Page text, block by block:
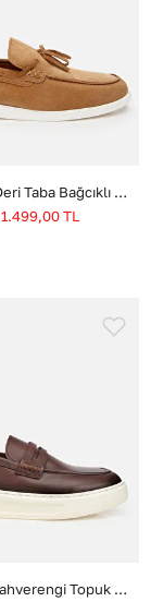
Erkek Süet Deri Taba Bağcıklı Loafer
1.499,00 TL
Erkek Deri Kahverengi Topuk Detaylı Şık Günlük Loafer